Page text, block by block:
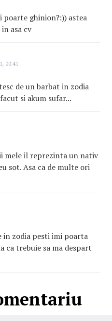
poarte ghinion?:)) astea
asa cv
00:41
de un barbat in zodia
si akum sufar...
mele il reprezinta un nativ
sot. Asa ca de multe ori
in zodia pesti imi poarta
ca trebuie sa ma despart